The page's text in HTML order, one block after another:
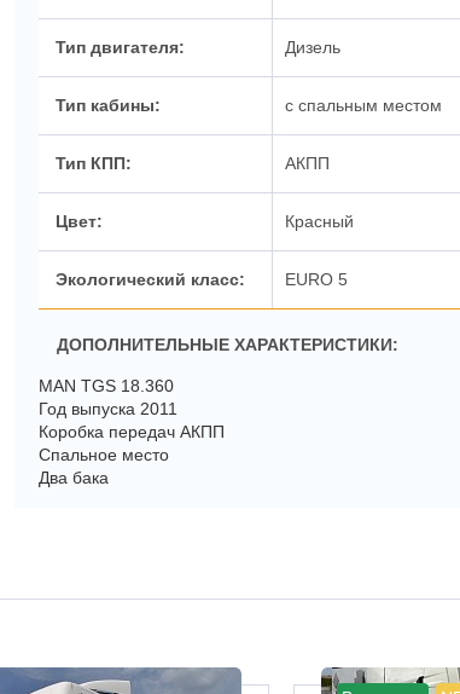
Дизель
с спальным местом
АКПП
Красный
EURO 5
ДОПОЛНИТЕЛЬНЫЕ ХАРАКТЕРИСТИКИ:
MAN TGS 18.360
Год выпуска 2011
Коробка передач АКПП
Спальное место
Два бака